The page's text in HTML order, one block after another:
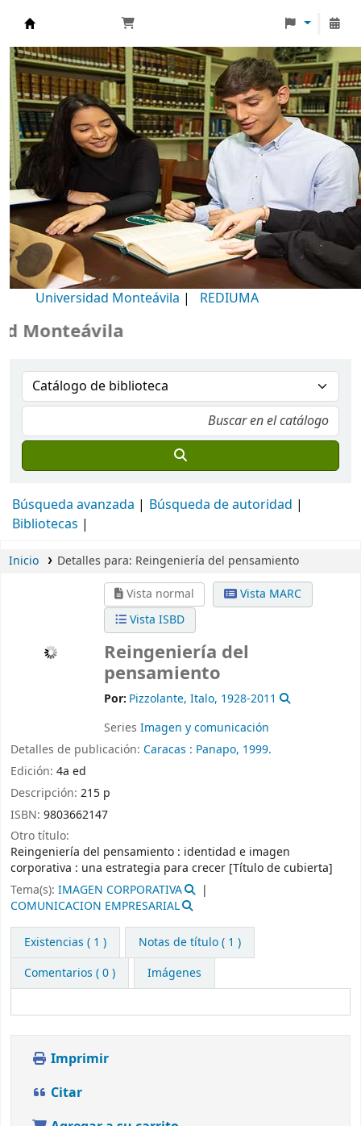
Biblioteca Universidad Monteávila
Universidad Monteávila | REDIUMA
Búsqueda avanzada
Búsqueda de autoridad
Bibliotecas
Inicio Detalles para: Reingeniería del pensamiento
Vista normal
Vista MARC
Vista ISBD
Reingeniería del
pensamiento
Por: Pizzolante, Italo, 1928-2011
Series Imagen y comunicación
Detalles de publicación: Caracas : Panapo, 1999.
Edición: 4a ed
Descripción: 215 p
ISBN: 9803662147
Otro título:
Reingeniería del pensamiento : identidad e imagen
corporativa : una estrategia para crecer [Título de cubierta]
Tema(s): IMAGEN CORPORATIVA
COMUNICACION EMPRESARIAL
Existencias ( 1 )
Notas de título ( 1 )
Comentarios ( 0 )
Imágenes
Imprimir
Citar